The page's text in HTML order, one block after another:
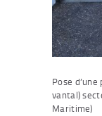
Pose
vantal)
Maritime)